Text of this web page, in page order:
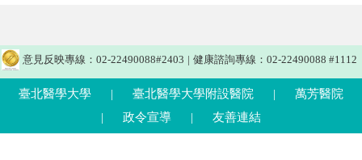
意見反映專線：02-22490088#2403 | 健康諮詢專線：02-22490088 #1112
臺北醫學大學 | 臺北醫學大學附設醫院 |
萬芳醫院
|
政令宣導 | 友善連結